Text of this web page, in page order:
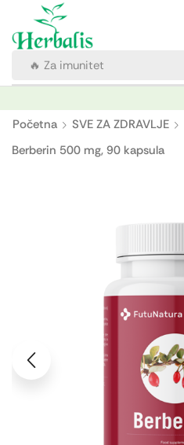
🔥 Za imunitet
Početna SVE ZA ZDRAVLJE
Berberin 500 mg, 90 kapsula